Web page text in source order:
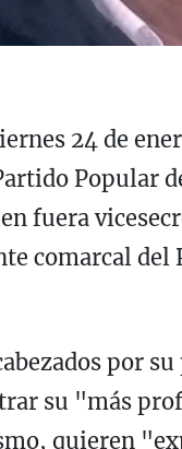
24 de
Popular
fuera
comarcal del
por
su "más
quieren